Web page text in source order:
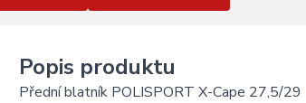
Popis produktu
Přední blatník POLISPORT X-Cape 27,5/29